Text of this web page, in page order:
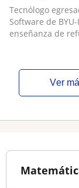
Tecnólogo
Software de
enseñanza de
ver